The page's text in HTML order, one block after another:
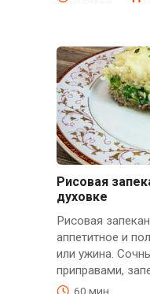
Рисовая
духовке
Рисовая
аппетитное и
или ужина.
приправами,
60 мин.